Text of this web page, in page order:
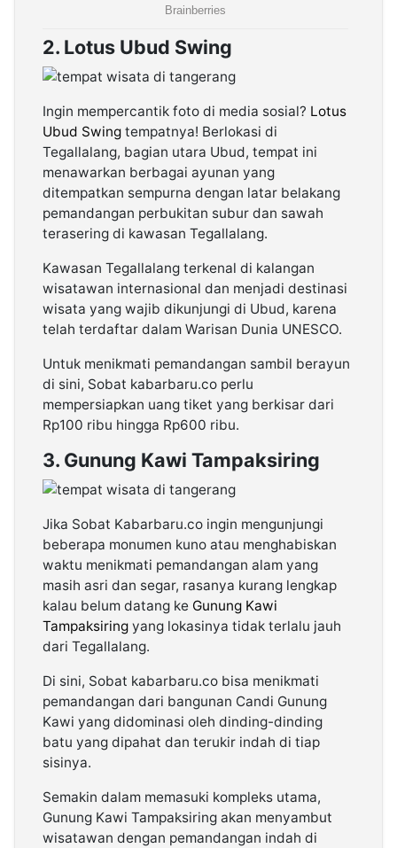
2. Lotus Ubud Swing
Ingin mempercantik foto di media sosial? Lotus
Ubud Swing tempatnya! Berlokasi di
Tegallalang, bagian utara Ubud, tempat ini
menawarkan berbagai ayunan yang
ditempatkan sempurna dengan latar belakang
pemandangan perbukitan subur dan sawah
terasering di kawasan Tegallalang.
Kawasan Tegallalang terkenal di kalangan
wisatawan internasional dan menjadi destinasi
wisata yang wajib dikunjungi di Ubud, karena
telah terdaftar dalam Warisan Dunia UNESCO.
Untuk menikmati pemandangan sambil berayun
di sini, Sobat kabarbaru.co perlu
mempersiapkan uang tiket yang berkisar dari
Rp100 ribu hingga Rp600 ribu.
3. Gunung Kawi Tampaksiring
Jika Sobat Kabarbaru.co ingin mengunjungi
beberapa monumen kuno atau menghabiskan
waktu menikmati pemandangan alam yang
masih asri dan segar, rasanya kurang lengkap
kalau belum datang ke Gunung Kawi
Tampaksiring yang lokasinya tidak terlalu jauh
dari Tegallalang.
Di sini, Sobat kabarbaru.co bisa menikmati
pemandangan dari bangunan Candi Gunung
Kawi yang didominasi oleh dinding-dinding
batu yang dipahat dan terukir indah di tiap
sisinya.
Semakin dalam memasuki kompleks utama,
Gunung Kawi Tampaksiring akan menyambut
wisatawan dengan pemandangan indah di